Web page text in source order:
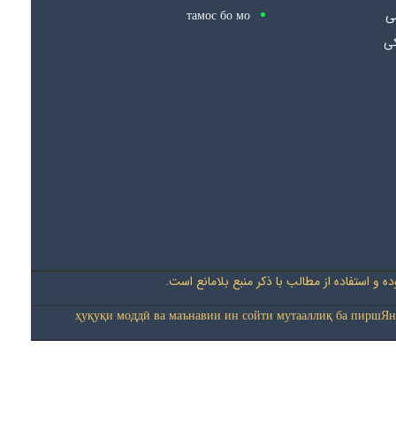
тамос бо мо
استفاده از مطالب با ذکر منبع بلامانع است.
ҳуқуқи моддӣ ва маънавии ин сойти мутааллиқ ба